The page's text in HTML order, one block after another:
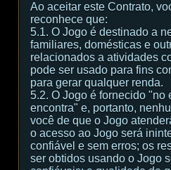
Ao aceitar este Contrato,
reconhece que:
5.1. O Jogo é destinado a
familiares, domésticas e
relacionados a atividades
pode ser usado para fins
para gerar qualquer renda.
5.2. O Jogo é fornecido "no
encontra" e, portanto,
você de que o Jogo
o acesso ao Jogo será
confiável e sem erros; os
ser obtidos usando o Jogo